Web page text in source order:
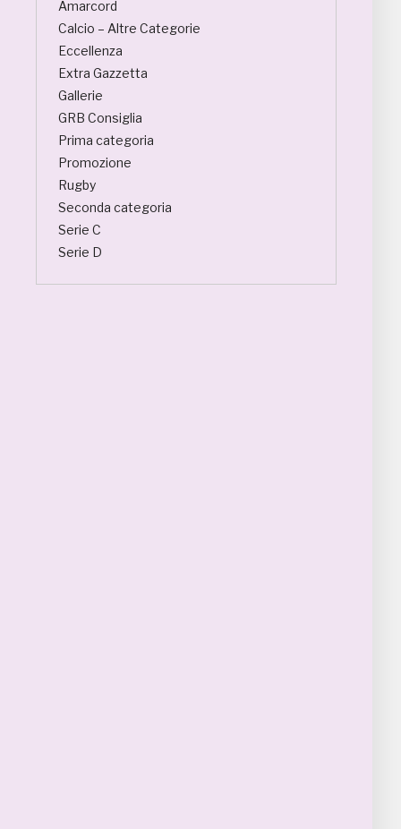
Amarcord
Calcio – Altre Categorie
Eccellenza
Extra Gazzetta
Gallerie
GRB Consiglia
Prima categoria
Promozione
Rugby
Seconda categoria
Serie C
Serie D